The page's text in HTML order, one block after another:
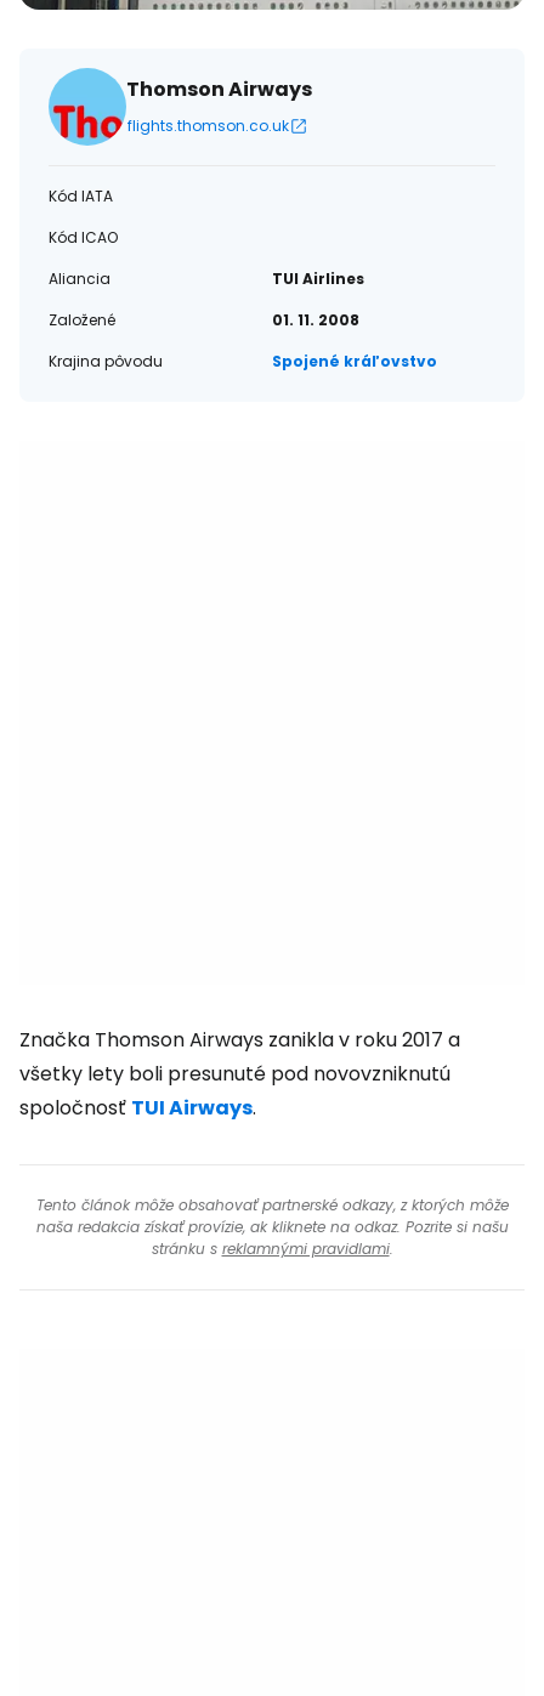
Thomson Airways
flights.thomson.co.uk
Kód IATA
Kód ICAO
Aliancia
TUI Airlines
Založené
01. 11. 2008
Krajina pôvodu
Spojené kráľovstvo
Značka Thomson Airways zanikla v roku 2017 a
všetky lety boli presunuté pod novovzniknutú
spoločnosť TUI Airways.
Tento článok môže obsahovať partnerské odkazy, z ktorých môže
naša redakcia získať provízie, ak kliknete na odkaz. Pozrite si našu
stránku s reklamnými pravidlami.